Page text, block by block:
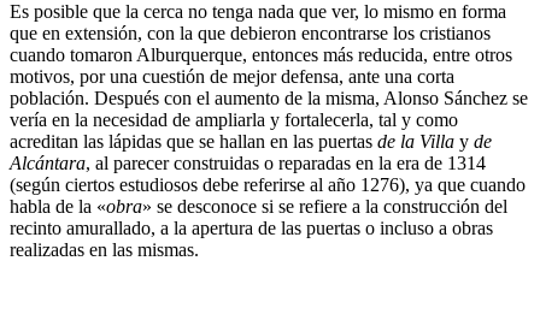
Es posible que la cerca no tenga nada que ver, lo mismo en forma
que en extensión, con la que debieron encontrarse los cristianos
cuando tomaron Alburquerque, entonces más reducida, entre otros
motivos, por una cuestión de mejor defensa, ante una corta
población. Después con el aumento de la misma, Alonso Sánchez se
vería en la necesidad de ampliarla y fortalecerla, tal y como
acreditan las lápidas que se hallan en las puertas de la Villa y de
Alcántara, al parecer construidas o reparadas en la era de 1314
(según ciertos estudiosos debe referirse al año 1276), ya que cuando
habla de la «obra» se desconoce si se refiere a la construcción del
recinto amurallado, a la apertura de las puertas o incluso a obras
realizadas en las mismas.